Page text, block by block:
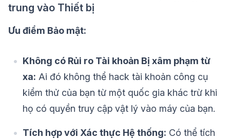
trung vào Thiết bị
Ưu điểm Bảo mật:
Không có Rủi ro Tài khoản Bị xâm phạm từ
xa: Ai đó không thể hack tài khoản công cụ
kiểm thử của bạn từ một quốc gia khác trừ khi
họ có quyền truy cập vật lý vào máy của bạn.
Tích hợp với Xác thực Hệ thống: Có thể tích